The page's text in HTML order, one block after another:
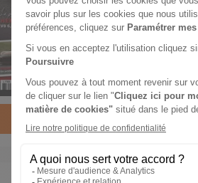
automobile
-25%